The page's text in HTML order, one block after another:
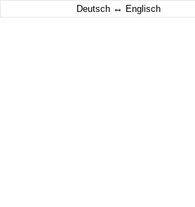
Deutsch ↔ Englisch